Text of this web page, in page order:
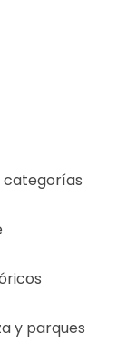
categorías
y parques